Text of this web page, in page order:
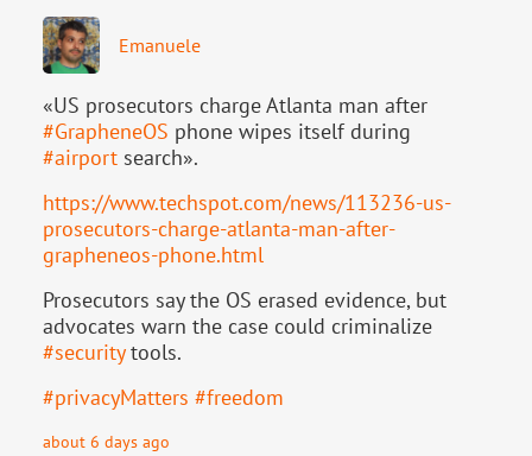
Emanuele
«US prosecutors charge Atlanta man after
#GrapheneOS phone wipes itself during
#airport search».
https://www.techspot.com/news/113236-us-
prosecutors-charge-atlanta-man-after-
grapheneos-phone.html
Prosecutors say the OS erased evidence, but
advocates warn the case could criminalize
#securitytools.
#privacyMatters #freedom
about 6 days ago